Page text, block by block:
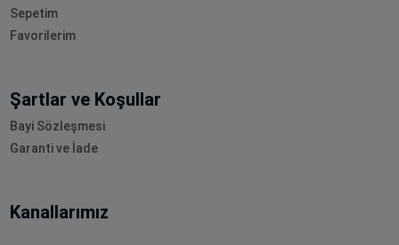
Sepetim
Favorilerim
Şartlar ve Koşullar
Bayi Sözleşmesi
Garanti ve İade
Kanallarımız